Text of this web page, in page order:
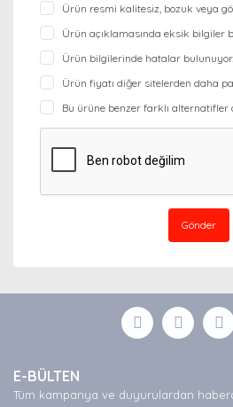
Ürün resmi kalitesiz, bozuk veya
Ürün açıklamasında eksik bilgiler
Ürün bilgilerinde hatalar bulunuyor.
Ürün fiyatı diğer sitelerden daha
Bu ürüne benzer farklı alternatifler
Gönder
E-BÜLTEN
Tüm kampanya ve duyurulardan